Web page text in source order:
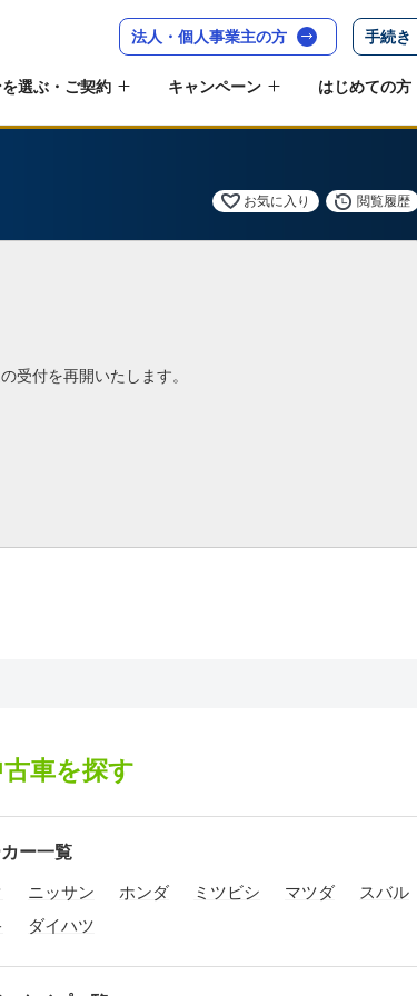
法人・個人事業主の方 手続き
選ぶ・ご契約 キャンペーン はじめての方
お気に入り 閲覧履歴
受付を再開いたします。
古車を探す
ー一覧
ニッサン ホンダ ミツビシ マツダ
スバル
ダイハツ